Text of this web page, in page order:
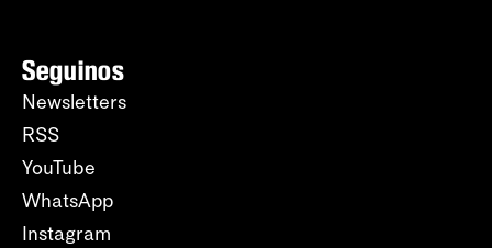
Seguinos
Newsletters
RSS
YouTube
WhatsApp
Instagram